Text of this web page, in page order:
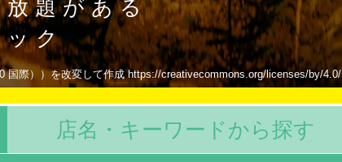
放題がある
ック
際））を改変して作成 https://creativecommons.org/licenses/by/4.0/
店名・キーワードから探す